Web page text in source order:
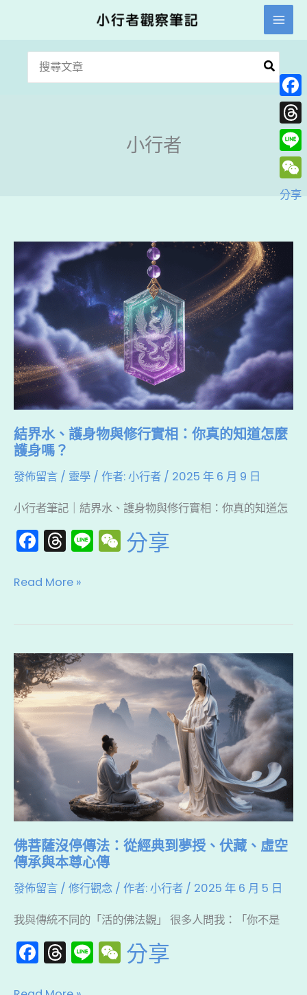
小行者
結界水、護身物與修行實相：你真的知道怎麼
護身嗎？
發佈留言 / 靈學 / 作者:小行者 / 2025 年 6 月 9 日
小行者筆記｜結界水、護身物與修行實相：你真的知道怎
F
a
c
b
o
o
k
T
hr
e
d
s
Li
n
W
e
a
t
分享
結
界
水、
護
身
物
與
修
實
相：
你
的
知
怎
護
嗎？
Read More »
佛菩薩沒停傳法：從經典到夢授、伏藏、虛空
傳承與本尊心傳
發佈留言 / 修行觀念 / 作者:小行者 / 2025 年 6 月 5 日
我與傳統不同的「活的佛法觀」 很多人問我：「你不是
F
a
T
hr
Li
n
W
e
分享
佛
菩
薩
沒
停
傳
法：
從
典
到
夢
伏
藏、
空
Line
分享